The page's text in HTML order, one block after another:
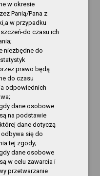
Krzysztof
Kopija
Krzysztof
Kopija
Krzysztof
Kopija
Krzysztof
Kopija
Ryszard
Stempński
Krzysztof
Kopija
Krzysztof
Kopija
w okresie
Panią/Pana z
w przypadku
do czasu ich
niezbędne do
prawo będą
do czasu
odpowiednich
dane osobowe
na podstawie
dane dotyczą
się do
tej zgody;
dane osobowe
w celu zawarcia i
przetwarzanie